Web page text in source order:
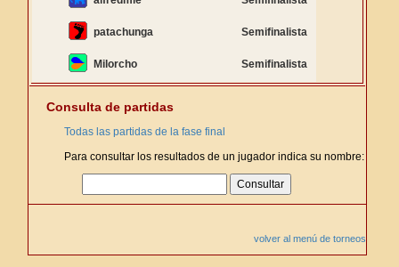
patachunga Semifinalista
Milorcho Semifinalista
Consulta de partidas
Todas las partidas de la fase final
Para consultar los resultados de un jugador indica su nombre:
volver al menú de torneos